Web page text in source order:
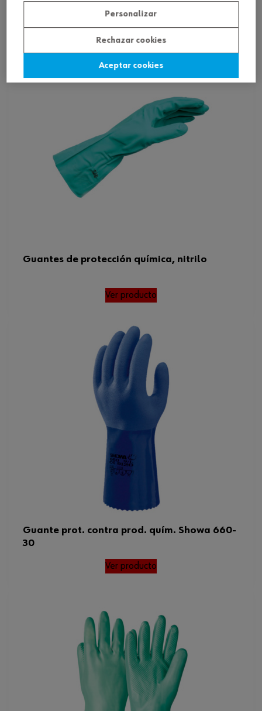
Guantes de protección química, nitrilo
Ver producto
Guante prot. contra prod. quím. Showa 660-
30
Ver producto
Personalizar
Rechazar cookies
Aceptar cookies